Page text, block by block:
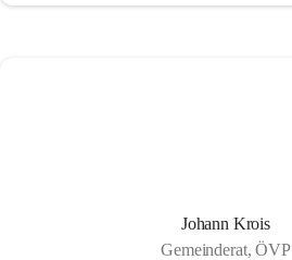
Johann Krois
Gemeinderat, ÖVP